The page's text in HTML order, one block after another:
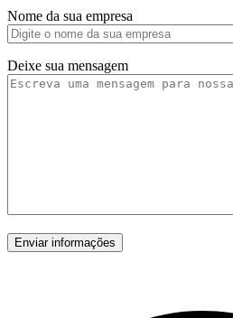
Nome da sua empresa
Deixe sua mensagem